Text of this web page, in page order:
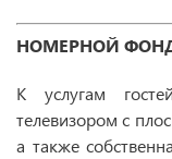
НОМЕРНОЙ
К услугам
телевизором с
а также